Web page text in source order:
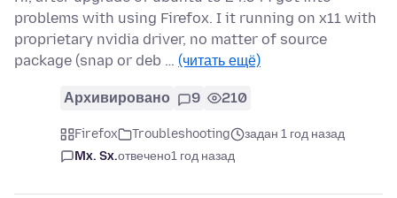
problems with using Firefox. I it running on x11 with
proprietary nvidia driver, no matter of source
package (snap or deb … (читать ещё)
Архивировано 9 210
Firefox Troubleshooting
задан 1 год назад
Mx. Sx.отвечено1 год назад